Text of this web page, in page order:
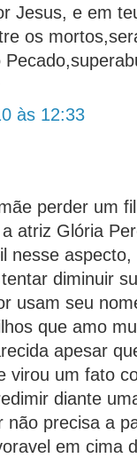
Jesus, e em
os
às 12:33
perder um
atriz Glória
nesse
diminuir
usam seu
que amo
apesar
virou um fato
diante
não precisa a
em cima